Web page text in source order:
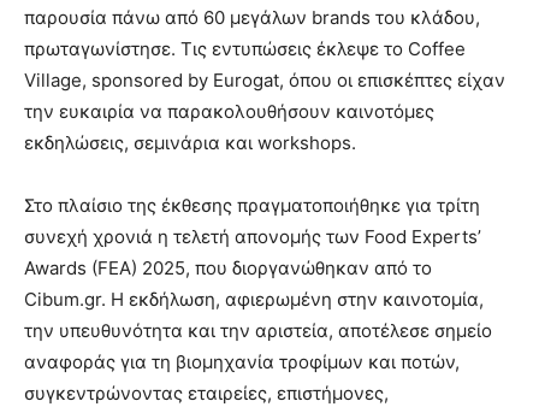
παρουσία πάνω από 60 μεγάλων brands του κλάδου,
πρωταγωνίστησε. Τις εντυπώσεις έκλεψε το Coffee
Village, sponsored by Eurogat, όπου οι επισκέπτες είχαν
την ευκαιρία να παρακολουθήσουν καινοτόμες
εκδηλώσεις, σεμινάρια και workshops.
Στο πλαίσιο της έκθεσης πραγματοποιήθηκε για τρίτη
συνεχή χρονιά η τελετή απονομής των Food Experts’
Awards (FEA) 2025, που διοργανώθηκαν από το
Cibum.gr. Η εκδήλωση, αφιερωμένη στην καινοτομία,
την υπευθυνότητα και την αριστεία, αποτέλεσε σημείο
αναφοράς για τη βιομηχανία τροφίμων και ποτών,
συγκεντρώνοντας εταιρείες, επιστήμονες,